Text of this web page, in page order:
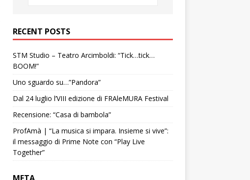
RECENT POSTS
STM Studio – Teatro Arcimboldi: “Tick…tick…
BOOM!”
Uno sguardo su…”Pandora”
Dal 24 luglio l’VIII edizione di FRAleMURA Festival
Recensione: “Casa di bambola”
ProfAmà | “La musica si impara. Insieme si vive”:
il messaggio di Prime Note con “Play Live
Together”
META